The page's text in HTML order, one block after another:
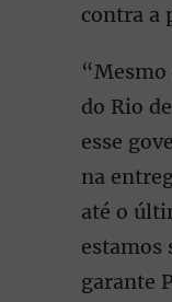
contra a
“Mesmo
do Rio
esse
na
até o
estamos
garante